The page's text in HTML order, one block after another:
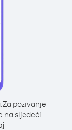
Za pozivanje
na sljedeći